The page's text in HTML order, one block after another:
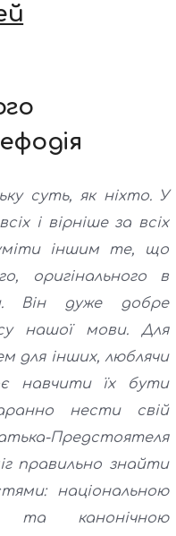
суть, як ніхто. У
і вірніше за всіх
іншим те, що
оригінального в
Він дуже добре
нашої мови. Для
для інших, люблячи
навчити їх бути
нести свій
Предстоятеля
правильно знайти
національною
та канонічною